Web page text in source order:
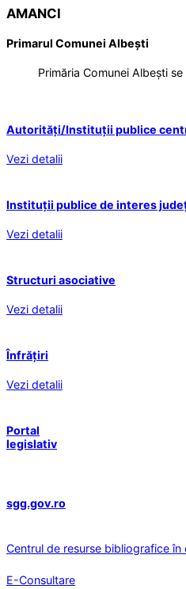
AMANCI
Primarul Comunei Albești
Primăria Comunei Albești
Autorități/Instituții publice
Vezi detalii
Instituții publice de interes
Vezi detalii
Structuri asociative
Vezi detalii
Înfrățiri
Vezi detalii
Portal
legislativ
sgg.gov.ro
Centrul de resurse bibliografice
E-Consultare